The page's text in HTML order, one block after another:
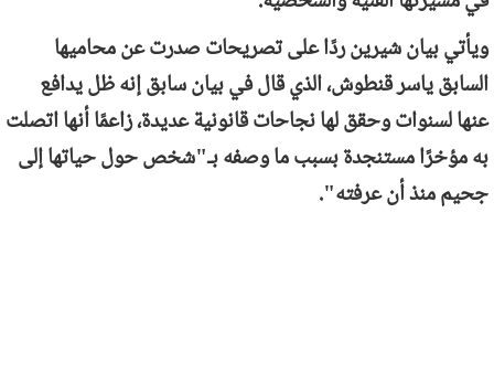
ويأتي بيان شيرين ردًا على تصريحات صدرت عن محاميها
السابق ياسر قنطوش، الذي قال في بيان سابق إنه ظل يدافع
عنها لسنوات وحقق لها نجاحات قانونية عديدة، زاعمًا أنها اتصلت
به مؤخرًا مستنجدة بسبب ما وصفه بـ"شخص حول حياتها إلى
جحيم منذ أن عرفته".